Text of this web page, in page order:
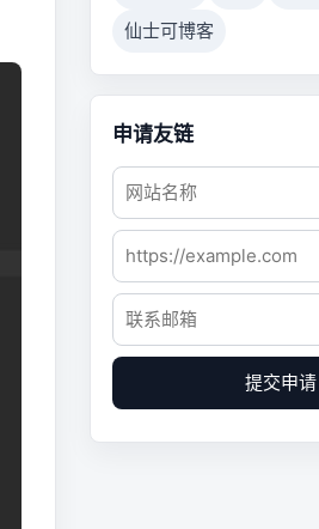
仙士可博客
申请友链
提交申请